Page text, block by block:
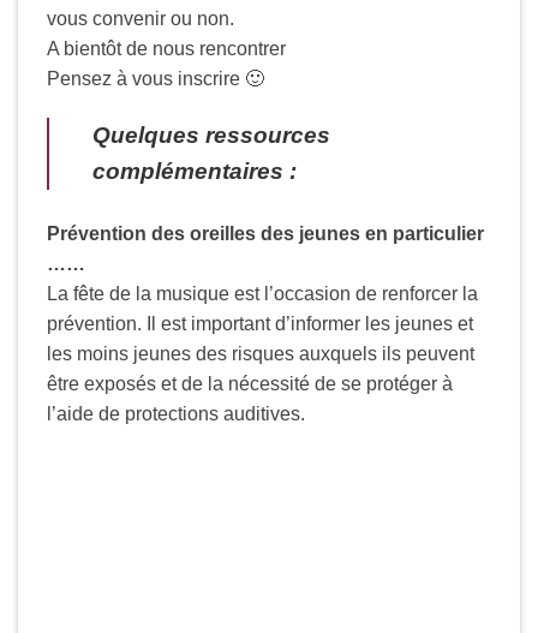
vous convenir ou non.
A bientôt de nous rencontrer
Pensez à vous inscrire 🙂
Quelques ressources
complémentaires :
Prévention des oreilles des jeunes en particulier
……
La fête de la musique est l’occasion de renforcer la
prévention. Il est important d’informer les jeunes et
les moins jeunes des risques auxquels ils peuvent
être exposés et de la nécessité de se protéger à
l’aide de protections auditives.